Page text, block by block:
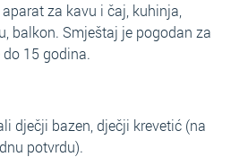
za kavu i čaj, kuhinja,
balkon. Smještaj je pogodan za
15 godina.
dječji bazen, dječji krevetić (na
potvrdu).